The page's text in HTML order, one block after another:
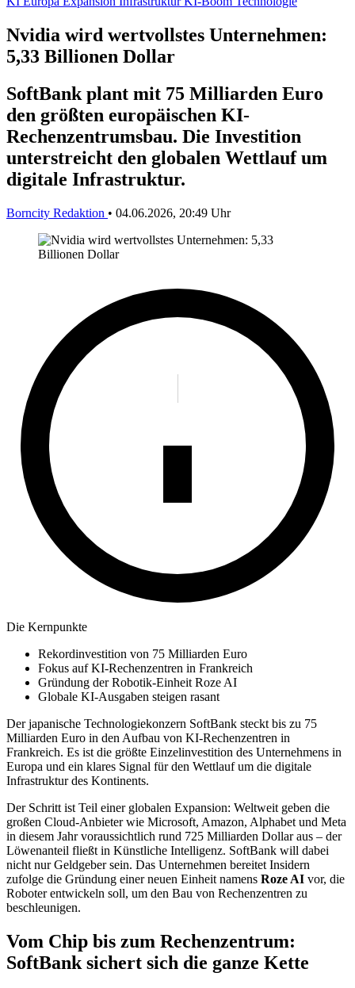
Nvidia wird wertvollstes Unternehmen:
5,33 Billionen Dollar
SoftBank plant mit 75 Milliarden Euro
den größten europäischen KI-
Rechenzentrumsbau. Die Investition
unterstreicht den globalen Wettlauf um
digitale Infrastruktur.
Borncity Redaktion • 04.06.2026, 20:49 Uhr
Die Kernpunkte
Rekordinvestition von 75 Milliarden Euro
Fokus auf KI-Rechenzentren in Frankreich
Gründung der Robotik-Einheit Roze AI
Globale KI-Ausgaben steigen rasant
Der japanische Technologiekonzern SoftBank steckt bis zu 75
Milliarden Euro in den Aufbau von KI-Rechenzentren in
Frankreich. Es ist die größte Einzelinvestition des Unternehmens in
Europa und ein klares Signal für den Wettlauf um die digitale
Infrastruktur des Kontinents.
Der Schritt ist Teil einer globalen Expansion: Weltweit geben die
großen Cloud-Anbieter wie Microsoft, Amazon, Alphabet und Meta
in diesem Jahr voraussichtlich rund 725 Milliarden Dollar aus – der
Löwenanteil fließt in Künstliche Intelligenz. SoftBank will dabei
nicht nur Geldgeber sein. Das Unternehmen bereitet Insidern
zufolge die Gründung einer neuen Einheit namens Roze AI vor, die
Roboter entwickeln soll, um den Bau von Rechenzentren zu
beschleunigen.
Vom Chip bis zum Rechenzentrum:
SoftBank sichert sich die ganze Kette